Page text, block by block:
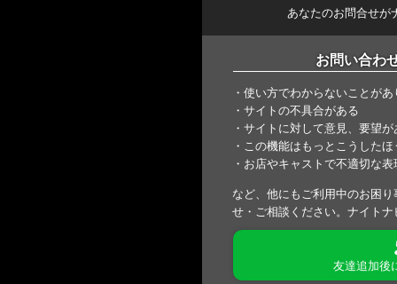
あなたのお問合せが
お問い合わ
・使い方でわからないことが
・サイトの不具合がある
・サイトに対して意見、要望が
・この機能はもっとこうした
・お店やキャストで不適切な
など、他にもご利用中のお困
せ・ご相談ください。ナイト
友達追加後